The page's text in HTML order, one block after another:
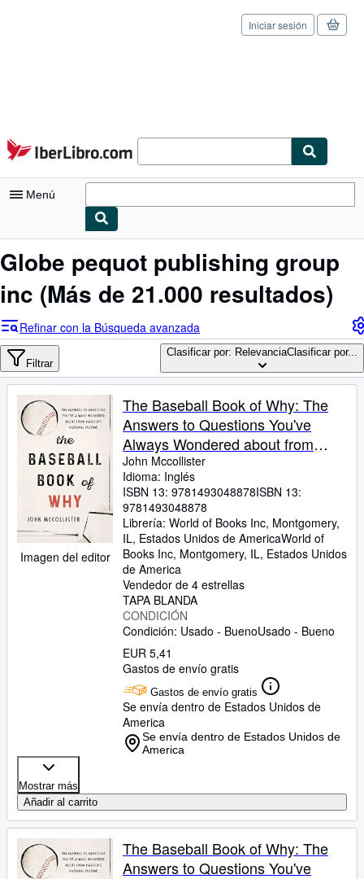
Pasar al contenido principal
IberLibro.com
Iniciar sesión
Menú
Mi cuenta
Consultar mis pedidos
Cerrar sesión
Búsqueda avanzada
Colecciones
Libros antiguos
Arte y coleccionismo
Vendedores
Comenzar a vender
CERRAR
Globe pequot publishing group
inc (Más de 21.000 resultados)
Refinar con la Búsqueda avanzada
Filtrar
Clasificar por: RelevanciaClasificar por...
Imagen del editor
The Baseball Book of Why: The
Answers to Questions You've
Always Wondered about from
America's National Pastime
John Mccollister
Idioma: Inglés
ISBN 13: 9781493048878ISBN 13:
9781493048878
Librería: World of Books Inc, Montgomery,
IL, Estados Unidos de AmericaWorld of
Books Inc, Montgomery, IL, Estados Unidos
de America
Vendedor de 4 estrellas
TAPA BLANDA
CONDICIÓN
Condición: Usado - BuenoUsado - Bueno
EUR 5,41
Gastos de envío gratis
Gastos de envío gratis
Se envía dentro de Estados Unidos de
America
Se envía dentro de Estados Unidos de
America
Mostrar más
Añadir al carrito
The Baseball Book of Why: The
Answers to Questions You've